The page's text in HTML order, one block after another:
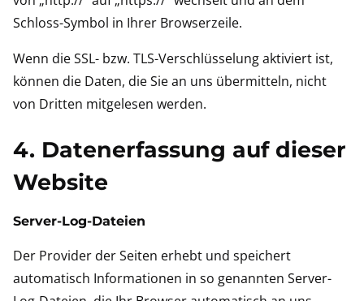
Schloss-Symbol in Ihrer Browserzeile.
Wenn die SSL- bzw. TLS-Verschlüsselung aktiviert ist,
können die Daten, die Sie an uns übermitteln, nicht
von Dritten mitgelesen werden.
4. Datenerfassung auf dieser
Website
Server-Log-Dateien
Der Provider der Seiten erhebt und speichert
automatisch Informationen in so genannten Server-